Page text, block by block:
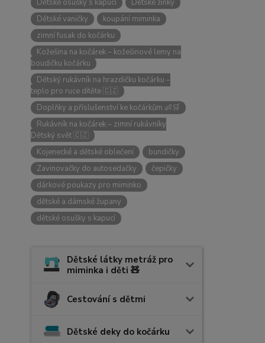
Dětské osušky s kapucí
Dětské žínky
Dětské vaničky
koupání miminka
zimní fusak do kočárku
Kožešina na kočárek – kožešinové lemy na
boudičku kočárku
Dětský rukávník na hrazdičku kočárku –
teplo pro ruce dítěte 🇨🇿
Doplňky a příslušenství ke kočárkům 👶🛒
Rukávník na kočárek – zimní rukávníky
Dětský svět 🇨🇿
Kojenecké a dětské oblečení
bundičky
Zavinovačky do autosedačky
čepičky
dárkové poukazy pro miminko
dětské a dámské župany
dětské osušky s kapucí
Dětské látky metráž pro
miminka i děti 🧸
Cestování s dětmi
Dětské deky do kočárku